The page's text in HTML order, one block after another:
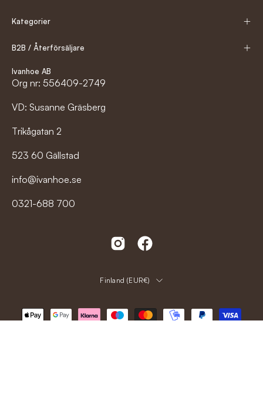
Kategorier
B2B / Återförsäljare
Ivanhoe AB
Org nr: 556409-2749
VD: Susanne Gräsberg
Trikågatan 2
523 60 Gällstad
info@ivanhoe.se
0321-688 700
Land
Finland (EUR€)